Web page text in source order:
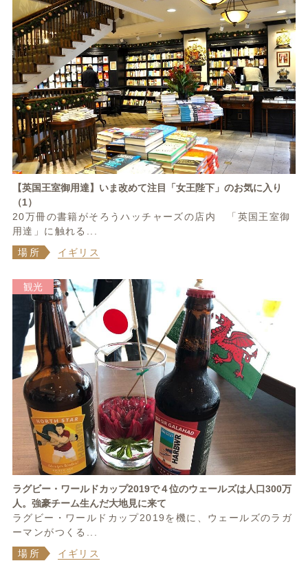
【英国王室御用達】いま改めて注目「女王陛下」のお気に入り
（1）
20万冊の書籍がそろうハッチャーズの店内 「英国王室御
用達」に触れる...
場所
イギリス
観光
ラグビー・ワールドカップ2019で４位のウェールズは人口300万
人。強豪チーム生んだ大地見に来て
ラグビー・ワールドカップ2019を機に、ウェールズのラガ
ーマンがつくる...
場所
イギリス